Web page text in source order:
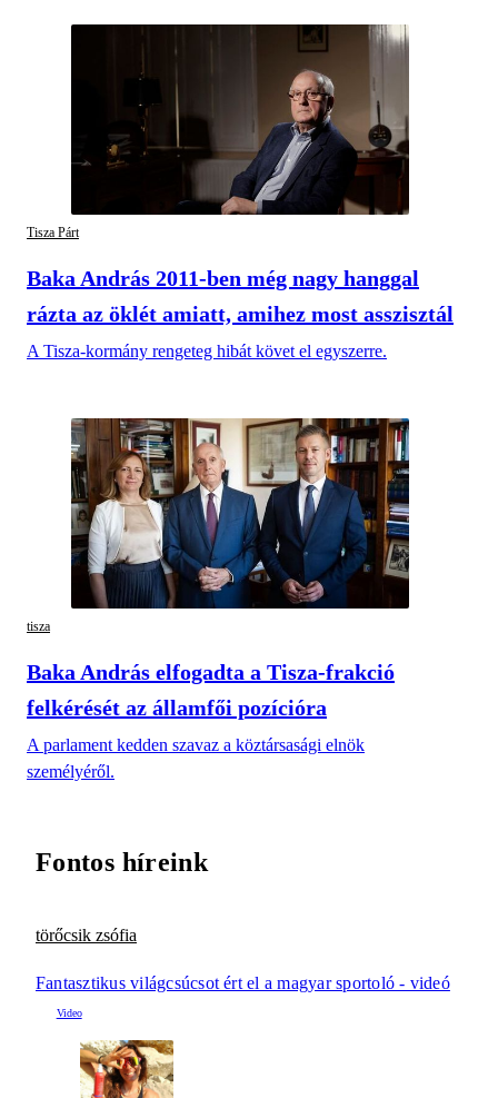
Tisza Párt
Baka András 2011-ben még nagy hanggal
rázta az öklét amiatt, amihez most asszisztál
A Tisza-kormány rengeteg hibát követ el egyszerre.
tisza
Baka András elfogadta a Tisza-frakció
felkérését az államfői pozícióra
A parlament kedden szavaz a köztársasági elnök
személyéről.
Fontos híreink
törőcsik zsófia
Fantasztikus világcsúcsot ért el a magyar sportoló - videó